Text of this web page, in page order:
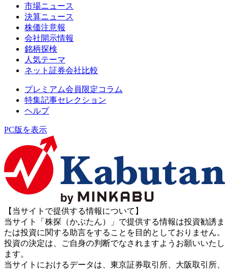
市場ニュース
決算ニュース
株価注意報
会社開示情報
銘柄探検
人気テーマ
ネット証券会社比較
プレミアム会員限定コラム
特集記事セレクション
ヘルプ
PC版を表示
【当サイトで提供する情報について】
当サイト「株探（かぶたん）」で提供する情報は投資勧誘ま
たは投資に関する助言をすることを目的としておりません。
投資の決定は、ご自身の判断でなされますようお願いいたし
ます。
当サイトにおけるデータは、東京証券取引所、大阪取引所、